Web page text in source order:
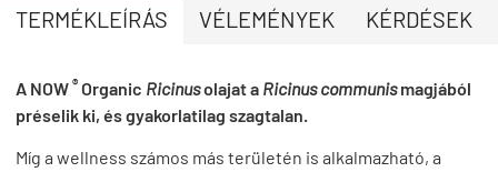
TERMÉKLEÍRÁS VÉLEMÉNYEK KÉRDÉSEK
A NOW ® Organic Ricinusolajat a Ricinus communismagjából
préselik ki, és gyakorlatilag szagtalan.
Míg a wellness számos más területén is alkalmazható, a